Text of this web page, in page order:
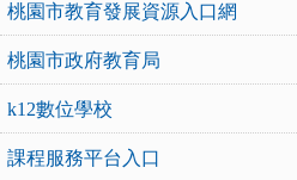
桃園市教育發展資源入口網
桃園市政府教育局
k12數位學校
課程服務平台入口